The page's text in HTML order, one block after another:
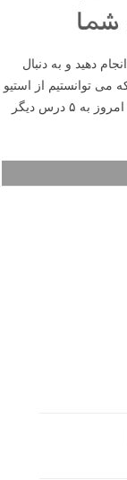
دهید و به دنبال
در مطلب پیشین لنزک ۵ درسی که می توانستیم از استیو
جابز برای برند عکاسی خود بگیریم را مطرح کردیم. امروز به ۵ درس دیگر